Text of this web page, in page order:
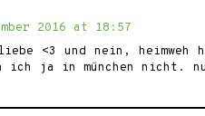
2016 at 18:57
<3 und nein, heimweh
ich ja in münchen nicht.